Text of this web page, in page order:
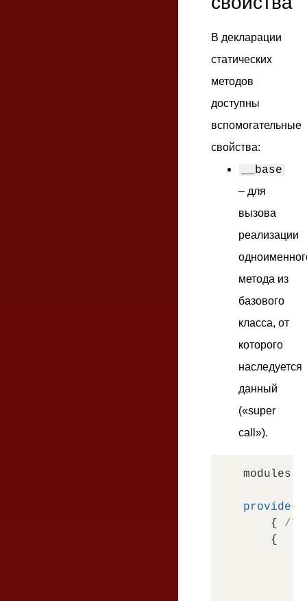
В декларации
статических
методов
доступны
вспомогательные
свойства:
__base
– для
вызова
реализации
метода из
базового
класса, от
которого
наследуется
данный
(«super
call»).
modules.
provide
    {
/*
    {